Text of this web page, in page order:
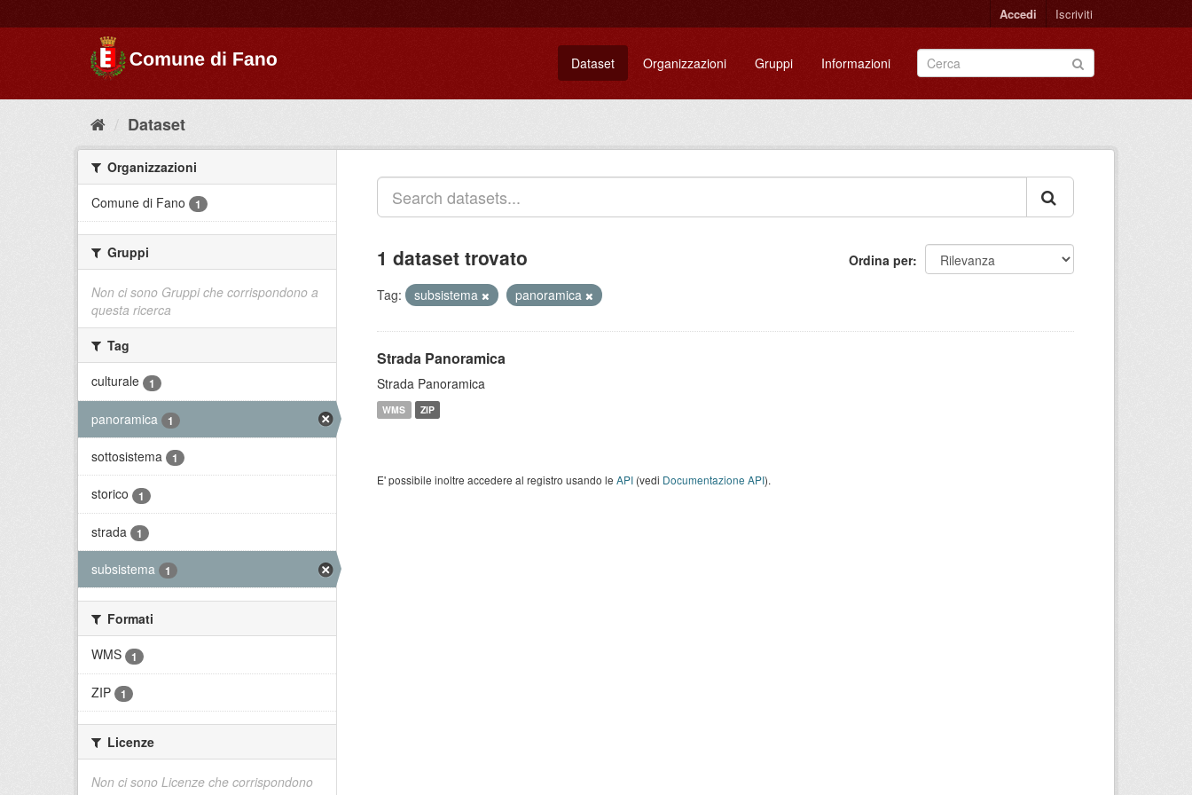
Accedi Iscriviti
Dataset Organizzazioni Gruppi Informazioni
Dataset
Organizzazioni
Comune di Fano
1
Gruppi
Non ci sono Gruppi che corrispondono a
questa ricerca
Tag
culturale
1
panoramica 1
sottosistema 1
storico 1
strada 1
subsistema 1
Formati
WMS
1
ZIP 1
Licenze
Non ci sono Licenze che corrispondono
Ordina per
1 dataset trovato
Tag: subsistema panoramica
Strada Panoramica
Strada Panoramica
WMS ZIP
E' possibile inoltre accedere al registro usando le API (vedi Documentazione API).